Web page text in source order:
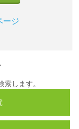
ージ
します。